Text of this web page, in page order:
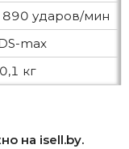
890 ударов/мин
max
кг
на isell.by.